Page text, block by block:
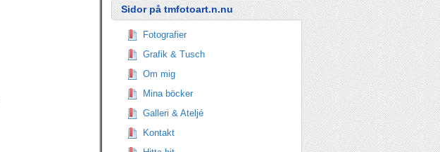
Sidor på tmfotoart.n.nu
Fotografier
Grafik & Tusch
Om mig
Mina böcker
Galleri & Ateljé
Kontakt